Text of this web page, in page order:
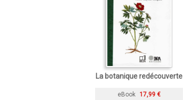
La botanique redécouverte
eBook 17,99 €